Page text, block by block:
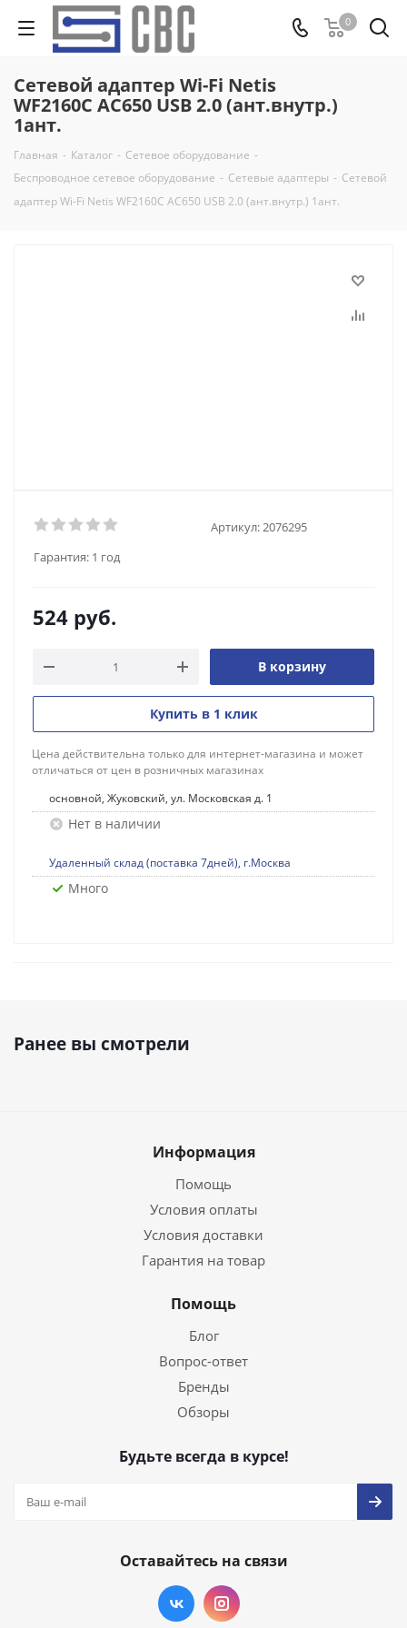
0
Сетевой адаптер Wi-Fi Netis
WF2160C AC650 USB 2.0 (ант.внутр.)
1ант.
Главная - Каталог - Сетевое оборудование -
Беспроводное сетевое оборудование - Сетевые адаптеры - Сетевой
адаптер Wi-Fi Netis WF2160C AC650 USB 2.0 (ант.внутр.) 1ант.
Артикул: 2076295
Гарантия: 1 год
524 руб.
В корзину
Купить в 1 клик
Цена действительна только для интернет-магазина и может
отличаться от цен в розничных магазинах
основной, Жуковский, ул. Московская д. 1
Нет в наличии
Удаленный склад (поставка 7дней), г.Москва
Много
Ранее вы смотрели
Информация
Помощь
Условия оплаты
Условия доставки
Гарантия на товар
Помощь
Блог
Вопрос-ответ
Бренды
Обзоры
Будьте всегда в курсе!
Оставайтесь на связи